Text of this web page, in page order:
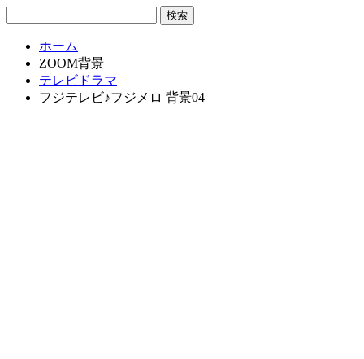
ホーム
ZOOM背景
テレビドラマ
フジテレビ♪フジメロ 背景04